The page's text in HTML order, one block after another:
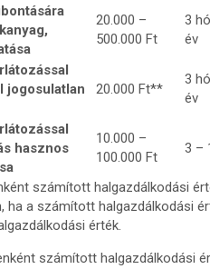
20.000 –
500.000 Ft
3
év
jogosulatlan
20.000 Ft**
3
év
hasznos
10.000 –
100.000 Ft
3 –
számított halgazdálkodási
ha a számított halgazdálkodási
érték.
számított halgazdálkodási